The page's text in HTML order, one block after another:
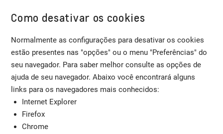
Como desativar os cookies
Normalmente as configurações para desativar os cookies
estão presentes nas "opções" ou o menu "Preferências" do
seu navegador. Para saber melhor consulte as opções de
ajuda de seu navegador. Abaixo você encontrará alguns
links para os navegadores mais conhecidos:
Internet Explorer
Firefox
Chrome